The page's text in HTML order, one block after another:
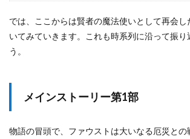
では、ここからは賢者の魔法使いとして再会し
いてみていきます。これも時系列に沿って振り
う。
メインストーリー第1部
物語の冒頭で、ファウストは大いなる厄災と